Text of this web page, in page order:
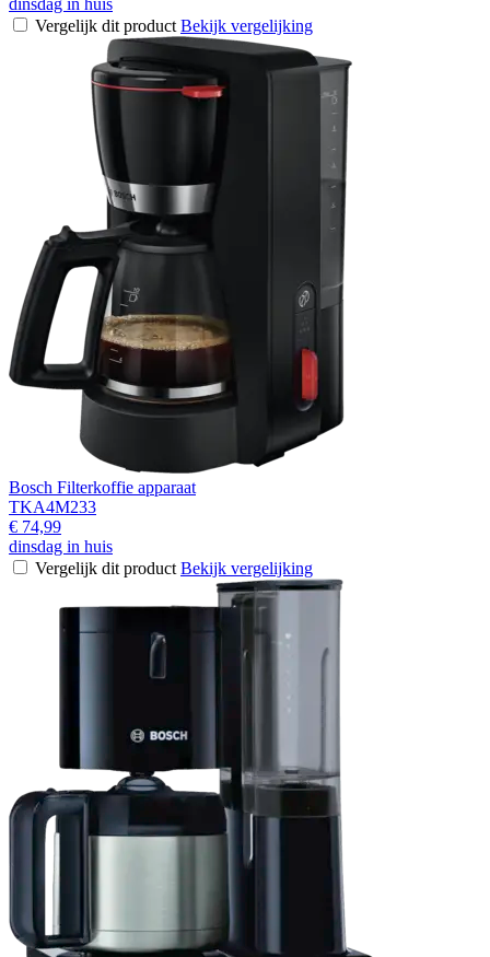
dinsdag in huis
Vergelijk dit product Bekijk vergelijking
Bosch Filterkoffie apparaat
TKA4M233
€ 74,99
dinsdag in huis
Vergelijk dit product Bekijk vergelijking